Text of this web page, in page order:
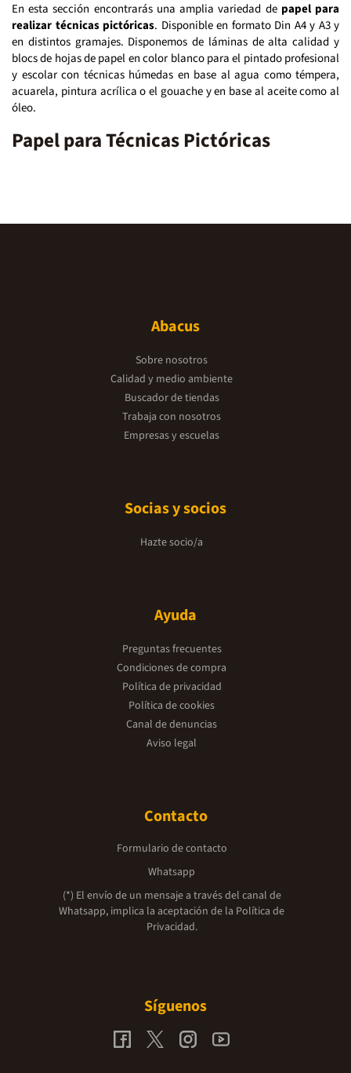
En esta sección encontrarás una amplia variedad de papel para
realizar técnicas pictóricas. Disponible en formato Din A4 y A3 y
en distintos gramajes. Disponemos de láminas de alta calidad y
blocs de hojas de papel en color blanco para el pintado profesional
y escolar con técnicas húmedas en base al agua como témpera,
acuarela, pintura acrílica o el gouache y en base al aceite como al
óleo.
Papel para Técnicas Pictóricas
Abacus
Sobre nosotros
Calidad y medio ambiente
Buscador de tiendas
Trabaja con nosotros
Empresas y escuelas
Socias y socios
Hazte socio/a
Ayuda
Preguntas frecuentes
Condiciones de compra
Política de privacidad
Política de cookies
Canal de denuncias
Aviso legal
Contacto
Formulario de contacto
Whatsapp
(*) El envío de un mensaje a través del canal de
Whatsapp, implica la aceptación de la Política de
Privacidad.
Síguenos